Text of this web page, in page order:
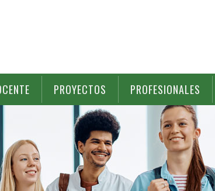
PROYECTOS PROFESIONALES